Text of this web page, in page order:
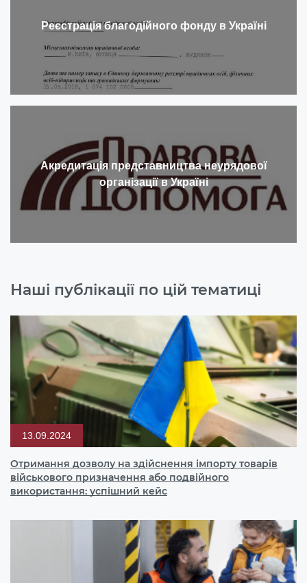
Реєстрація благодійного фонду в Україні
Акредитація представництва неурядової
організації в Україні
Наші публікації по цій тематиці
13.09.2024
Отримання дозволу на здійснення імпорту товарів
військового призначення або подвійного
використання: успішний кейс